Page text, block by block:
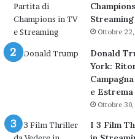
Streaming
Ottobre
Donald
York:
e Estrema
Ottobre
I 3 Film